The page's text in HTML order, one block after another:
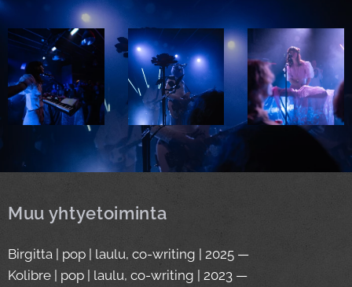
Muu yhtyetoiminta
Birgitta | pop | laulu, co-writing | 2025 —
Kolibre | pop | laulu, co-writing | 2023 —